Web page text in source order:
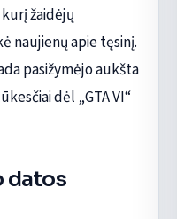
žaidėjų
naujienų apie tęsinį.
pasižymėjo aukšta
dėl „GTA VI“
datos